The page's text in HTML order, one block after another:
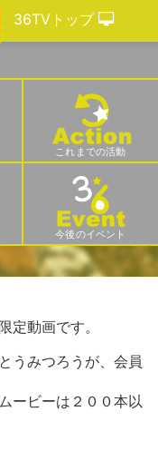
これまでの活動
今後のイベント
定動画です。
うみつろうが、会員
ービーは２００本以
36TVトップ